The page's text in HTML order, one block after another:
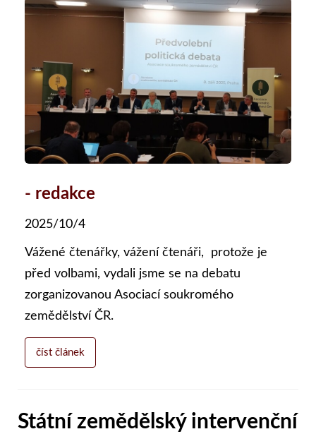
- redakce
2025/10/4
Vážené čtenářky, vážení čtenáři, protože je
před volbami, vydali jsme se na debatu
zorganizovanou Asociací soukromého
zemědělství ČR.
číst článek
Státní zemědělský intervenční